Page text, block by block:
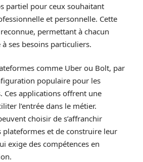
partiel pour ceux souhaitant
et personnelle. Cette
permettant à chacun
ses besoins particuliers.
comme Uber ou Bolt, par
populaire pour les
Ces applications offrent une
l’entrée dans le métier.
choisir de s’affranchir
plateformes et de construire leur
exige des compétences en